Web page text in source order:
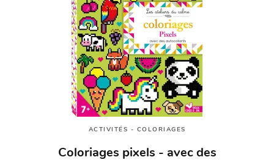
ACTIVITÉS - COLORIAGES
Coloriages pixels - avec des